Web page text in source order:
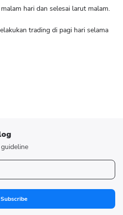
hari dan selesai larut malam.
trading di pagi hari selama
Subscribe